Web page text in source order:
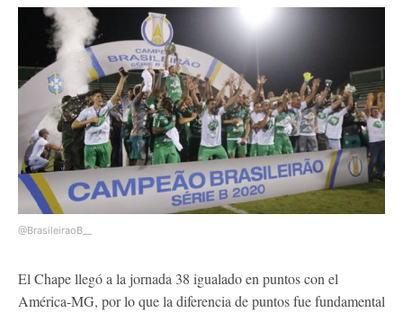
@BrasileiraoB__
El Chape llegó a la jornada 38 igualado en puntos con el
América-MG, por lo que la diferencia de puntos fue fundamental